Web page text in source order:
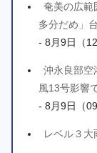
奄美の広範
多分だめ」
- 8月9日（
沖永良部
風13号影響
- 8月9日（
レベル３大